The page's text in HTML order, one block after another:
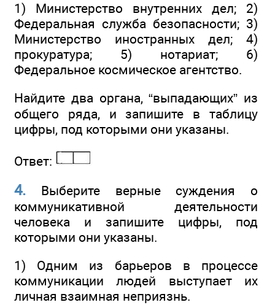
1) Министерство внутренних дел; 2)
Федеральная служба безопасности; 3)
Министерство иностранных дел; 4)
прокуратура; 5) нотариат; 6)
Федеральное космическое агентство.
Найдите два органа, “выпадающих” из
общего ряда, и запишите в таблицу
цифры, под которыми они указаны.
Ответ:
4. Выберите верные суждения о
коммуникативной деятельности
человека и запишите цифры, под
которыми они указаны.
1) Одним из барьеров в процессе
коммуникации людей выступает их
личная взаимная неприязнь.